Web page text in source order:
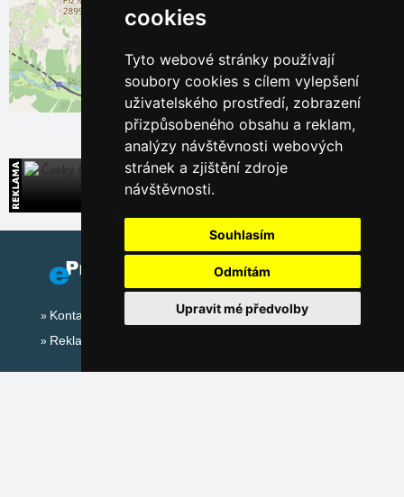
cookies
Tyto webové stránky používají
soubory cookies s cílem vylepšení
uživatelského prostředí, zobrazení
přizpůsobeného obsahu a reklam,
analýzy návštěvnosti webových
stránek a zjištění zdroje
návštěvnosti.
Souhlasím
Odmítám
Upravit mé předvolby
Leaflet| ©OpenStreetMapcontributors
Český Ráj
Široká nabídka přímých kontaktů na ubytování
Kontakt
Reklama